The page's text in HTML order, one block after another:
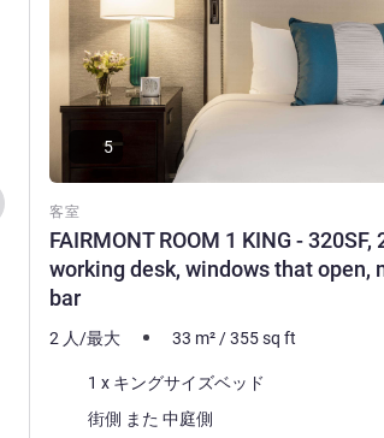
前に戻る - 客室
客室
FAIRMONT ROOM 1 KING - 320SF,
working desk, windows that open,
bar
5
2 人/最大 33 m² /355sq ft
1 x キングサイズベッド
ビュー:
街側 また 中庭側